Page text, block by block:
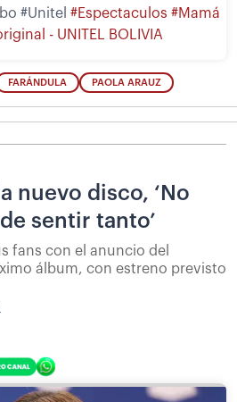
#Unitel #Espectaculos #Mamá
- UNITEL BOLIVIA
FARÁNDULA PAOLA ARAUZ
nuevo disco, ‘No
sentir tanto’
fans con el anuncio del
álbum, con estreno previsto